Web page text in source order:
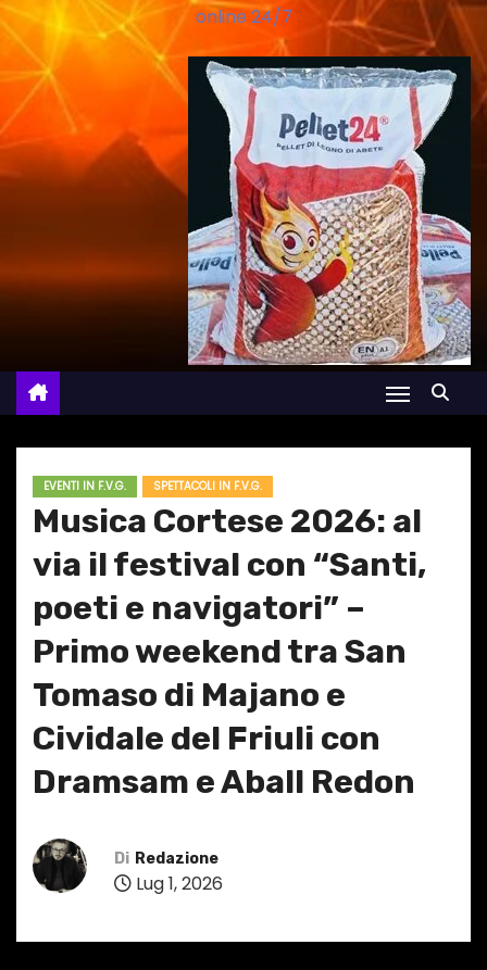
online 24/7
EVENTI IN F.V.G. SPETTACOLI IN F.V.G.
Musica Cortese 2026: al
via il festival con “Santi,
poeti e navigatori” –
Primo weekend tra San
Tomaso di Majano e
Cividale del Friuli con
Dramsam e Aball Redon
Di Redazione
Lug 1, 2026